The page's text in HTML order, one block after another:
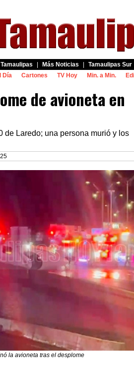
Más Noticias Tamaulipas Sur
Día Cartones TV Hoy Min. a Min.
de avioneta en
de Laredo; una persona murió y los
la avioneta tras el desplome